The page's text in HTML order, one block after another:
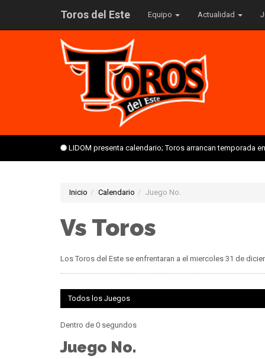
Toros del Este Equipo Actualidad
LIDOM presenta calendario; Toros arrancan temporada
Inicio Calendario Juego No.
Vs Toros
Los Toros del Este se enfrentaran a el miercoles 31 de
Todos los Juegos
Dentro de 0 segundos
Juego No.